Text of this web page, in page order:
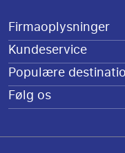
Firmaoplysninger
Kundeservice
Populære
Følg os